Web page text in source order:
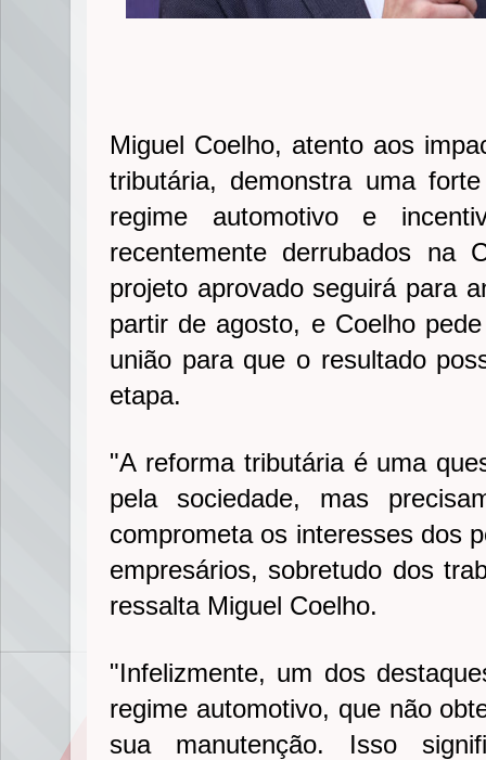
Miguel Coelho, atento aos
tributária, demonstra uma
regime automotivo e
recentemente derrubados na
projeto aprovado seguirá para
partir de agosto, e Coelho
união para que o resultado
etapa.
"A reforma tributária é uma
pela sociedade, mas
comprometa os interesses dos
empresários, sobretudo dos
ressalta Miguel Coelho.
"Infelizmente, um dos
regime automotivo, que não
sua manutenção. Isso